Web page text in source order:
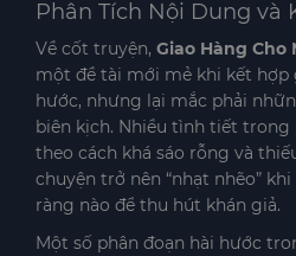
Phân Tích Nội Dung và
Về cốt truyện, Giao Hàng Cho
một đề tài mới mẻ khi kết hợp
hước, nhưng lại mắc phải
biên kịch. Nhiều tình tiết
theo cách khá sáo rỗng và
chuyện trở nên “nhạt nhẽo”
ràng nào để thu hút khán giả.
Một số phân đoạn hài hước